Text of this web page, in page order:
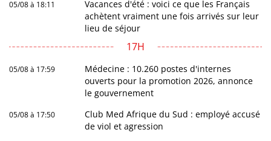
05/08 à 18:11
Vacances d'été : voici ce que les Français
achètent vraiment une fois arrivés sur leur
lieu de séjour
17H
05/08 à 17:59
Médecine : 10.260 postes d'internes
ouverts pour la promotion 2026, annonce
le gouvernement
05/08 à 17:50
Club Med Afrique du Sud : employé accusé
de viol et agression